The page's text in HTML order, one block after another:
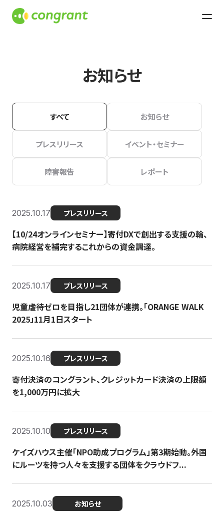
お知らせ
すべて お知らせ
プレスリリース イベント・セミナー
障害報告 レポート
2025.10.17 プレスリリース
【10/24オンラインセミナー】寄付DXで創出する支援の輪、
病院経営を補完するこれからの資金調達。
2025.10.17 プレスリリース
児童虐待ゼロを目指し21団体が連携。「ORANGE WALK
2025」11月1日スタート
2025.10.16 プレスリリース
寄付決済のコングラント、クレジットカード決済の上限額
を1,000万円に拡大
2025.10.10 プレスリリース
ケイズハウス主催「NPO助成プログラム」第3期始動。外国
にルーツを持つ人々を支援する団体をクラウドフ...
2025.10.03 お知らせ